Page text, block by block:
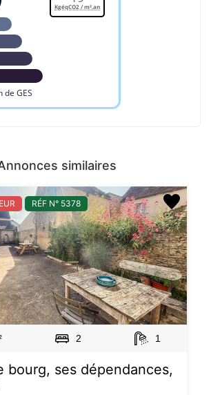
de GES
KgéqCO2 / m².an
similaires
RÉF N° 5378
2 1
bourg, ses dépendances,